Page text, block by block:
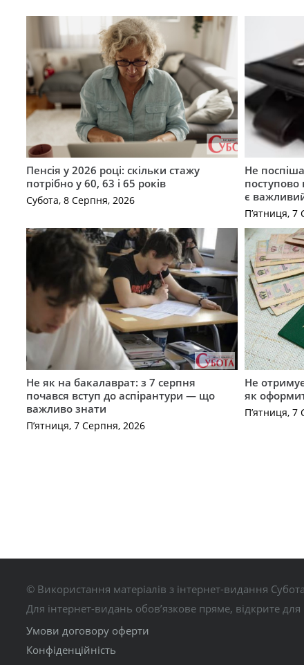
Пенсія у 2026 році: скільки стажу
потрібно у 60, 63 і 65 років
Субота, 8 Серпня, 2026
Не
поступово
є
П’ятниця, 7
Не як на бакалаврат: з 7 серпня
почався вступ до аспірантури — що
важливо знати
П’ятниця, 7 Серпня, 2026
Не
як
П’ятниця, 7
© Використання матеріалів з інтернет-видання
Для інтернет-видань обов’язкове пряме, відкрите
Умови договору оферти
Конфіденційність